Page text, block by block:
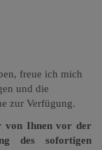
freue ich mich
und die
zur Verfügung.
von Ihnen vor der
des sofortigen